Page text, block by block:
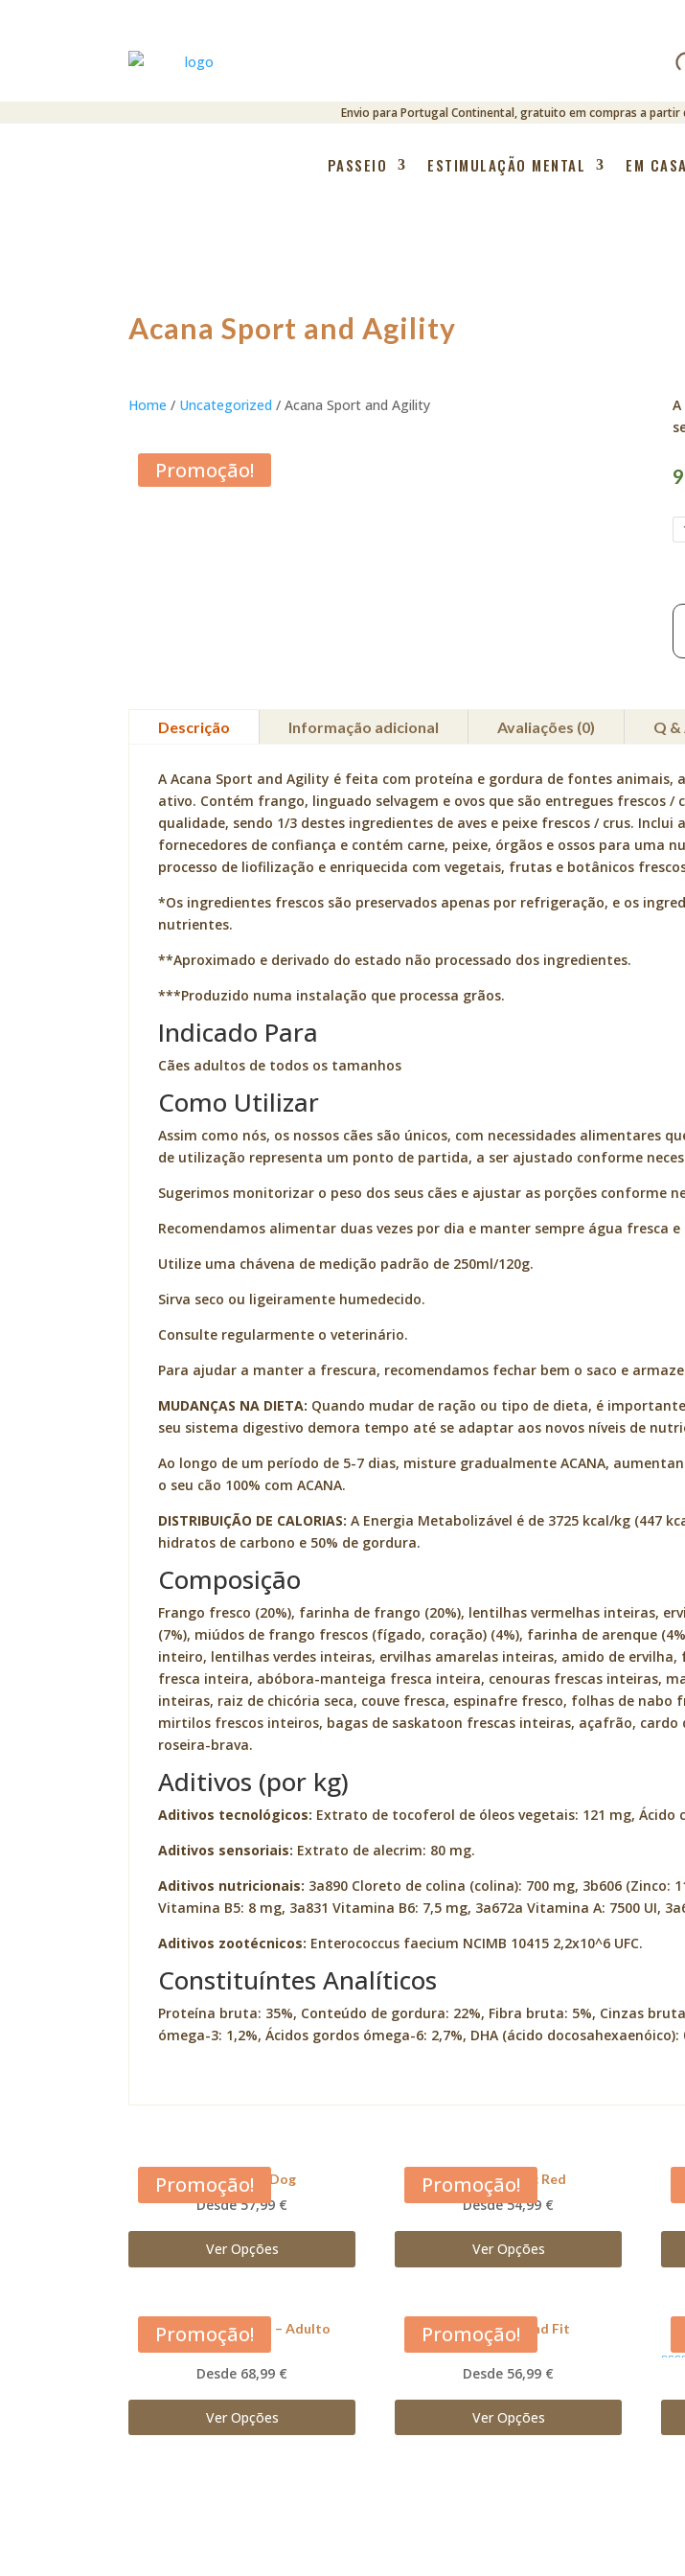
Envio para Portugal Continental, gratuito em compras a
PASSEIO ESTIMULAÇÃO MENTAL EM CASA
Acana Sport and Agility
Home / Uncategorized / Acana Sport and Agility
Promoção!
Descrição Informação adicional Avaliações (0) Q &
A Acana Sport and Agility é feita com proteína e gordura de fontes animais,
ativo. Contém frango, linguado selvagem e ovos que são entregues frescos
qualidade, sendo 1/3 destes ingredientes de aves e peixe frescos / crus.
fornecedores de confiança e contém carne, peixe, órgãos e ossos para
processo de liofilização e enriquecida com vegetais, frutas e botânicos
*Os ingredientes frescos são preservados apenas por refrigeração, e os
nutrientes.
**Aproximado e derivado do estado não processado dos ingredientes.
***Produzido numa instalação que processa grãos.
Indicado Para
Cães adultos de todos os tamanhos
Como Utilizar
Assim como nós, os nossos cães são únicos, com necessidades alimentares
de utilização representa um ponto de partida, a ser ajustado conforme
Sugerimos monitorizar o peso dos seus cães e ajustar as porções conforme
Recomendamos alimentar duas vezes por dia e manter sempre água fresca
Utilize uma chávena de medição padrão de 250ml/120g.
Sirva seco ou ligeiramente humedecido.
Consulte regularmente o veterinário.
Para ajudar a manter a frescura, recomendamos fechar bem o saco e
MUDANÇAS NA DIETA: Quando mudar de ração ou tipo de dieta, é
seu sistema digestivo demora tempo até se adaptar aos novos níveis de
Ao longo de um período de 5-7 dias, misture gradualmente ACANA,
o seu cão 100% com ACANA.
DISTRIBUIÇÃO DE CALORIAS: A Energia Metabolizável é de 3725 kcal/kg (447
hidratos de carbono e 50% de gordura.
Composição
Frango fresco (20%), farinha de frango (20%), lentilhas vermelhas inteiras,
(7%), miúdos de frango frescos (fígado, coração) (4%), farinha de arenque
inteiro, lentilhas verdes inteiras, ervilhas amarelas inteiras, amido de ervilha,
fresca inteira, abóbora-manteiga fresca inteira, cenouras frescas inteiras,
inteiras, raiz de chicória seca, couve fresca, espinafre fresco, folhas de
mirtilos frescos inteiros, bagas de saskatoon frescas inteiras, açafrão,
roseira-brava.
Aditivos (por kg)
Aditivos tecnológicos: Extrato de tocoferol de óleos vegetais: 121 mg, Ácido
Aditivos sensoriais: Extrato de alecrim: 80 mg.
Aditivos nutricionais: 3a890 Cloreto de colina (colina): 700 mg, 3b606 (Zinco:
Vitamina B5: 8 mg, 3a831 Vitamina B6: 7,5 mg, 3a672a Vitamina A: 7500 UI,
Aditivos zootécnicos: Enterococcus faecium NCIMB 10415 2,2x10^6 UFC.
Constituíntes Analíticos
Proteína bruta: 35%, Conteúdo de gordura: 22%, Fibra bruta: 5%, Cinzas
ómega-3: 1,2%, Ácidos gordos ómega-6: 2,7%, DHA (ácido docosahexaenóico):
Promoção!
Acana Adult Dog
Desde 57,99 €
Ver Opções
Promoção!
Acana Classic Red
Desde 54,99 €
Ver Opções
Promoção!
Acana Large Breed – Adulto
Desde 68,99 €
Ver Opções
Promoção!
Acana Light and Fit
Desde 56,99 €
Ver Opções